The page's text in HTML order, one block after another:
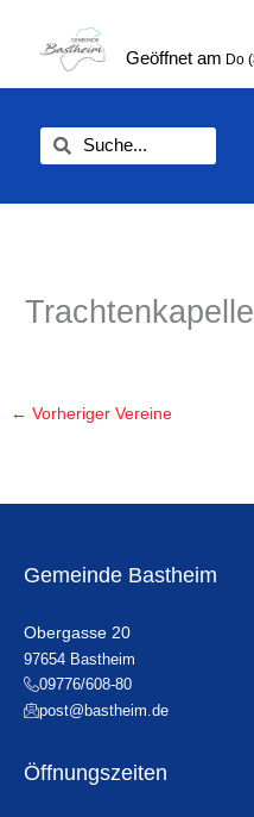
springen
Geöffnet am Do
← Vorheriger Vereine
Gemeinde Bastheim
Obergasse 20
97654 Bastheim
09776/608-80
post@bastheim.de
Öffnungszeiten